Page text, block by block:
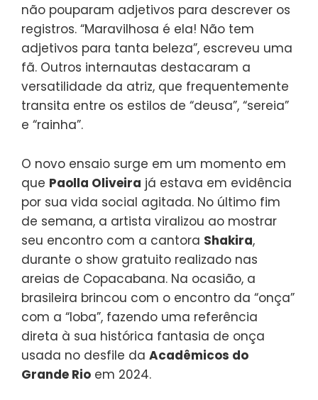
não pouparam adjetivos para descrever os
registros. “Maravilhosa é ela! Não tem
adjetivos para tanta beleza”, escreveu uma
fã. Outros internautas destacaram a
versatilidade da atriz, que frequentemente
transita entre os estilos de “deusa”, “sereia”
e “rainha”.
O novo ensaio surge em um momento em
que Paolla Oliveira já estava em evidência
por sua vida social agitada. No último fim
de semana, a artista viralizou ao mostrar
seu encontro com a cantora Shakira,
durante o show gratuito realizado nas
areias de Copacabana. Na ocasião, a
brasileira brincou com o encontro da “onça”
com a “loba”, fazendo uma referência
direta à sua histórica fantasia de onça
usada no desfile da Acadêmicos do
Grande Rio em 2024.